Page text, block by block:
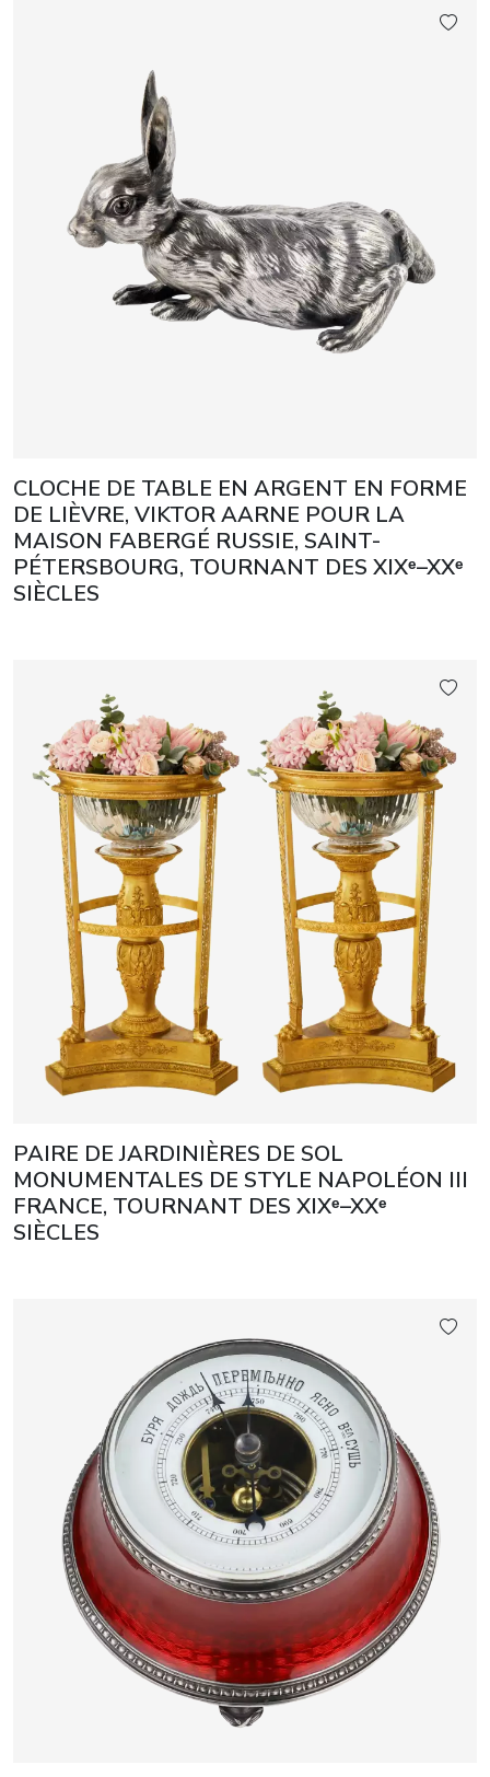
CLOCHE DE TABLE EN ARGENT EN FORME
DE LIÈVRE, VIKTOR AARNE POUR LA
MAISON FABERGÉ RUSSIE, SAINT-
PÉTERSBOURG, TOURNANT DES XIXᵉ–XXᵉ
SIÈCLES
PAIRE DE JARDINIÈRES DE SOL
MONUMENTALES DE STYLE NAPOLÉON III
FRANCE, TOURNANT DES XIXᵉ–XXᵉ
SIÈCLES